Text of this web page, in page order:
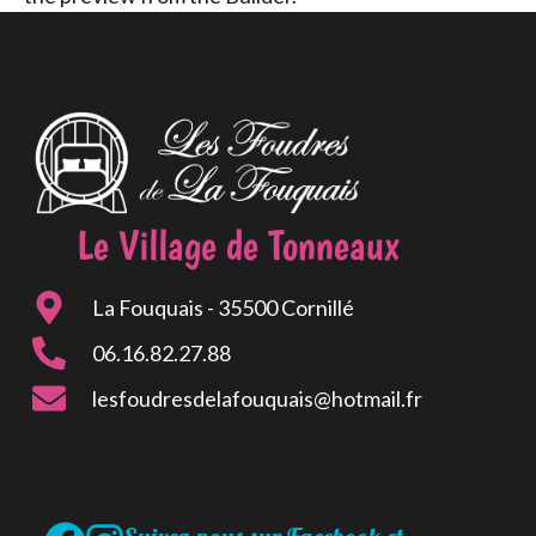
Le Village de Tonneaux
La Fouquais - 35500 Cornillé
06.16.82.27.88
lesfoudresdelafouquais@hotmail.fr